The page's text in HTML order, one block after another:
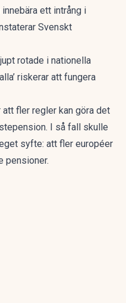
ett intrång i
Svenskt
rotade i nationella
riskerar att fungera
fler regler kan göra det
I så fall skulle
syfte: att fler européer
pensioner.